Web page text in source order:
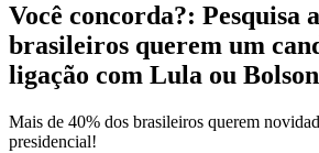
Você concorda?: Pesquisa
brasileiros querem um
ligação com Lula ou
Mais de 40% dos brasileiros querem
presidencial!